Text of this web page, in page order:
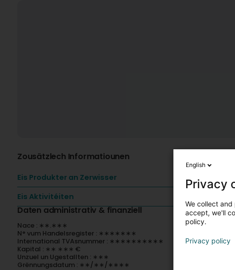
Zousätzlech Informatiounen
Eis Produkter an Zerwisser
Eis Aktivitéiten
Daten administrativ & finanziell
Nace : ∗∗.∗∗∗
N° vum Handelsregister : ∗∗∗∗∗∗∗
International TVAsnummer : ∗∗∗∗∗∗∗∗∗∗
Kapital : ∗∗ ∗∗∗ €
Unzuel un Ugestallten : ∗∗∗
Grënnungsdatum : ∗∗/∗∗/∗∗∗∗
English
Privacy
We collect
accept, we'll
policy.
Privacy policy